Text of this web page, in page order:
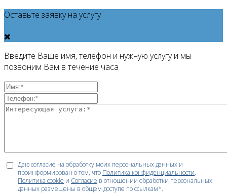
Оставьте заявку на услугу
Введите Ваше имя, телефон и нужную услугу и мы
позвоним Вам в течение часа
Даю согласие на обработку моих персональных данных и
проинформирован о том, что Политика конфиденциальности,
Политика cookie и Согласие в отношении обработки персональных
данных размещены в общем доступе по ссылкам*.